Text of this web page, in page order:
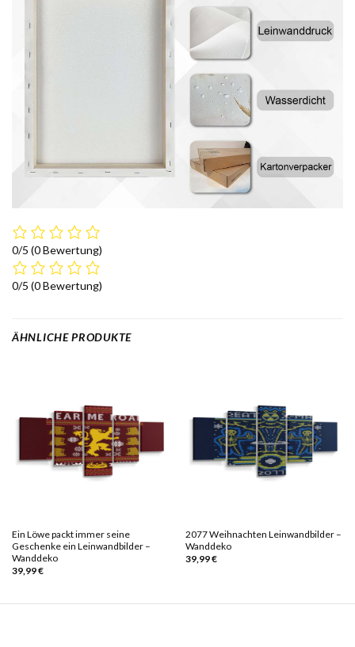
0/5 (0 Bewertung)
0/5 (0 Bewertung)
ÄHNLICHE PRODUKTE
Ein Löwe packt immer seine
Geschenke ein Leinwandbilder –
Wanddeko
39,99€
2077 Weihnachten Leinwandbilder –
Wanddeko
39,99€